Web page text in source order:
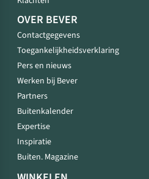
OVER BEVER
Contactgegevens
Toegankelijkheidsverklaring
Pers en nieuws
Werken bij Bever
Partners
Buitenkalender
Expertise
Inspiratie
Buiten. Magazine